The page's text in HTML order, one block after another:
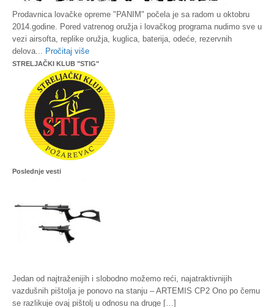
Prodavnica lovačke opreme "PANIM" počela je sa radom u oktobru
2014.godine. Pored vatrenog oružja i lovačkog programa nudimo sve u
vezi airsofta, replike oružja, kuglica, baterija, odeće, rezervnih
delova... Pročitaj više
STRELJAČKI KLUB "STIG"
Poslednje vesti
Jedan od najtraženijih i slobodno možemo reći, najatraktivnijih
vazdušnih pištolja je ponovo na stanju – ARTEMIS CP2 Ono po čemu
se razlikuje ovaj pištolj u odnosu na druge […]